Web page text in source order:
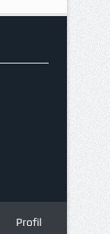
Profil